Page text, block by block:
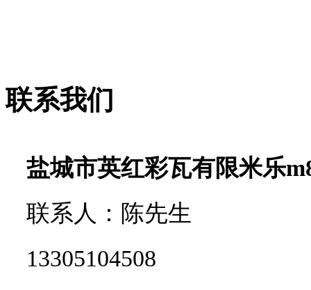
联系我们
盐城市英红彩瓦有限米乐
联系人：陈先生
13305104508